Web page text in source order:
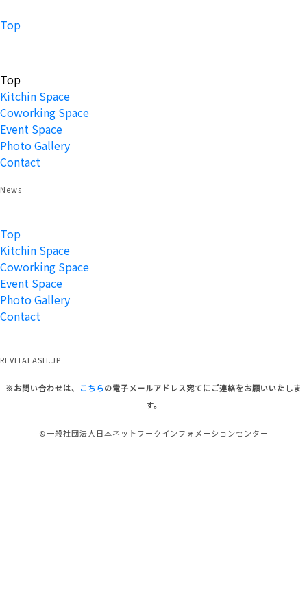
Top
Top
Kitchin Space
Coworking Space
Event Space
Photo Gallery
Contact
News
Top
Kitchin Space
Coworking Space
Event Space
Photo Gallery
Contact
REVITALASH.JP
※お問い合わせは、 こちらの電子メールアドレス宛てにご連絡をお願いいたしま
す。
©一般社団法人日本ネットワークインフォメーションセンター